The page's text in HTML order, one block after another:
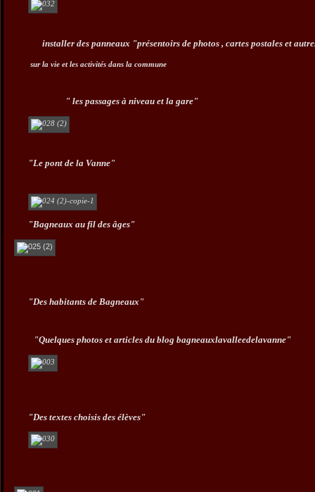
installer des panneaux "présentoirs de photos , cartes postales et
sur la vie et les activités dans la commune
" les passages à niveau et la gare"
"Le pont de la Vanne"
"Bagneaux au fil des âges"
"Des habitants de Bagneaux"
"Quelques photos et articles du blog bagneauxlavalleedelavanne"
"Des textes choisis des élèves"